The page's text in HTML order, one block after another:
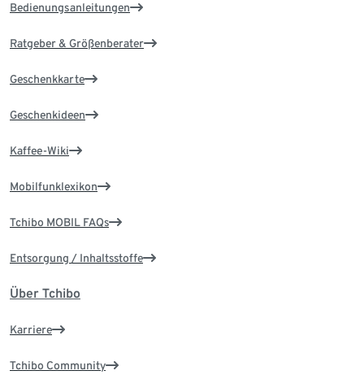
Bedienungsanleitungen
Ratgeber & Größenberater
Geschenkkarte
Geschenkideen
Kaffee-Wiki
Mobilfunklexikon
Tchibo MOBIL FAQs
Entsorgung / Inhaltsstoffe
Über Tchibo
Karriere
Tchibo Community